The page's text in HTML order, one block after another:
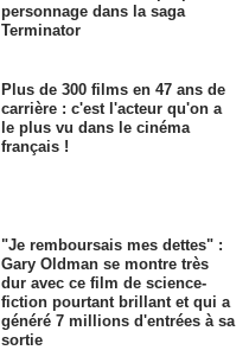
personnage dans la saga
Terminator
Plus de 300 films en 47 ans de
carrière : c'est l'acteur qu'on a
le plus vu dans le cinéma
français !
"Je remboursais mes dettes" :
Gary Oldman se montre très
dur avec ce film de science-
fiction pourtant brillant et qui a
généré 7 millions d'entrées à sa
sortie